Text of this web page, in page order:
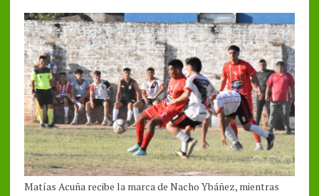
Matías Acuña recibe la marca de Nacho Ybáñez, mientras